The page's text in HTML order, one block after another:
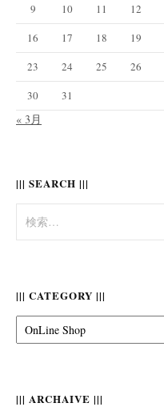
9 10 11 12
16
17 18 19
23
24 25 26
30
31
« 3月
||| SEARCH |||
索:
||| CATEGORY |||
Category
||| ARCHAIVE |||